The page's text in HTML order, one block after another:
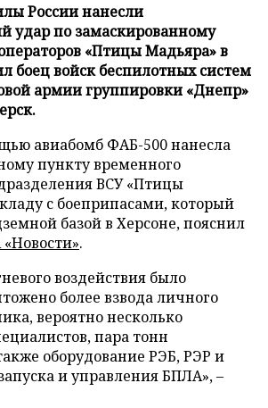
России нанесли
удар по замаскированному
«Птицы Мадьяра» в
боец войск беспилотных систем
армии группировки «Днепр»
авиабомб ФАБ-500 нанесла
пункту временного
ВСУ «Птицы
с боеприпасами, который
базой в Херсоне, пояснил
.
воздействия было
более взвода личного
вероятно несколько
пара тонн
оборудование РЭБ, РЭР и
и управления БПЛА», –